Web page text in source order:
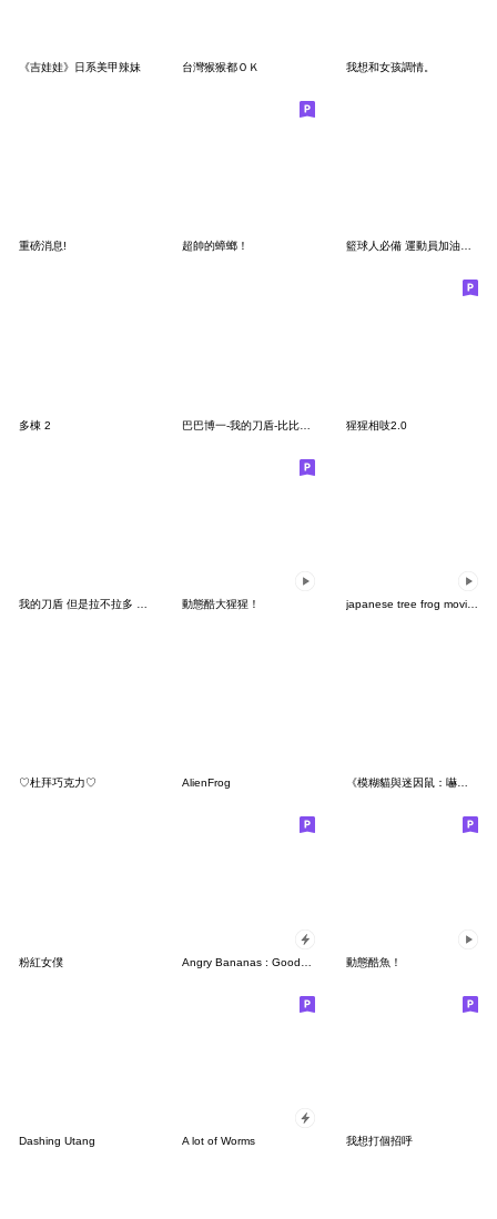
《吉娃娃》日系美甲辣妹 台灣猴猴都ＯＫ 我想和女孩調情。
重磅消息! 超帥的蟑螂！ 籃球人必備 運動員加油篇 比賽加油
多棟 2 猩猩相吱2.0
動態酷大猩猩！ japanese tree frog moving Sticker 16
♡杜拜巧克力♡ AlienFrog 《模糊貓與迷因鼠：嚇到糊掉》4 | 抽象特輯
粉紅女僕 動態酷魚！
Dashing Utang A lot of Worms 我想打個招呼